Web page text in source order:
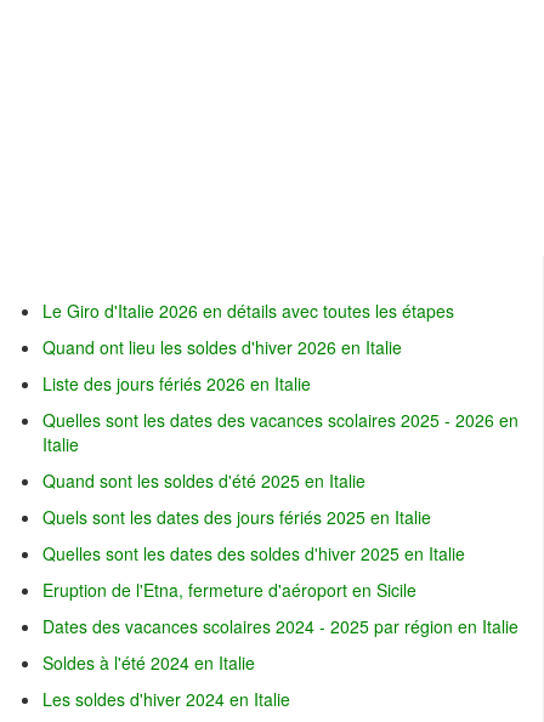
Le Giro d'Italie 2026 en détails avec toutes les étapes
Quand ont lieu les soldes d'hiver 2026 en Italie
Liste des jours fériés 2026 en Italie
Quelles sont les dates des vacances scolaires 2025 - 2026 en
Italie
Quand sont les soldes d'été 2025 en Italie
Quels sont les dates des jours fériés 2025 en Italie
Quelles sont les dates des soldes d'hiver 2025 en Italie
Eruption de l'Etna, fermeture d'aéroport en Sicile
Dates des vacances scolaires 2024 - 2025 par région en Italie
Soldes à l'été 2024 en Italie
Les soldes d'hiver 2024 en Italie